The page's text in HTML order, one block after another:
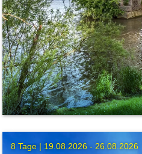
8 Tage | 19.08.2026 - 26.08.2026